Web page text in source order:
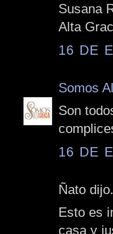
Susana
Alta
16 DE
Somos
Son
16 DE
Ñato
Esto es
casa y